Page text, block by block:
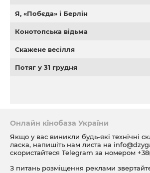
Я, «Побєда» і Берлін
Конотопська відьма
Скажене весілля
Потяг у 31 грудня
Онлайн кінобаза України
Якщо у вас виникли будь-які технічні
ласка, напишіть нам листа на
скористайтеся Telegram за номером
З питань розміщення реклами